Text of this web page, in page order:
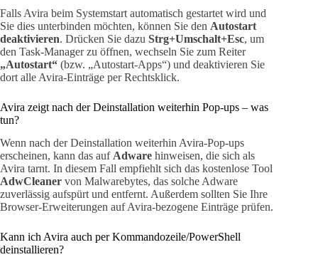
Falls Avira beim Systemstart automatisch gestartet wird und
Sie dies unterbinden möchten, können Sie den Autostart
deaktivieren. Drücken Sie dazu Strg+Umschalt+Esc, um
den Task-Manager zu öffnen, wechseln Sie zum Reiter
„Autostart“ (bzw. „Autostart-Apps“) und deaktivieren Sie
dort alle Avira-Einträge per Rechtsklick.
Avira zeigt nach der Deinstallation weiterhin Pop-ups – was
tun?
Wenn nach der Deinstallation weiterhin Avira-Pop-ups
erscheinen, kann das aufAdware hinweisen, die sich als
Avira tarnt. In diesem Fall empfiehlt sich das kostenlose Tool
AdwCleaner von Malwarebytes, das solche Adware
zuverlässig aufspürt und entfernt. Außerdem sollten Sie Ihre
Browser-Erweiterungen auf Avira-bezogene Einträge prüfen.
Kann ich Avira auch per Kommandozeile/PowerShell
deinstallieren?